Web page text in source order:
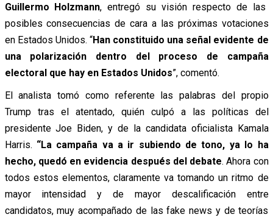
Guillermo Holzmann, entregó su visión respecto de las
posibles consecuencias de cara a las próximas votaciones
en Estados Unidos. “Han constituido una señal evidente de
una polarización dentro del proceso de campaña
electoral que hay en Estados Unidos”, comentó.
El analista tomó como referente las palabras del propio
Trump tras el atentado, quién culpó a las políticas del
presidente Joe Biden, y de la candidata oficialista Kamala
Harris. “La campaña va a ir subiendo de tono, ya lo ha
hecho, quedó en evidencia después del debate. Ahora con
todos estos elementos, claramente va tomando un ritmo de
mayor intensidad y de mayor descalificación entre
candidatos, muy acompañado de las fake news y de teorías